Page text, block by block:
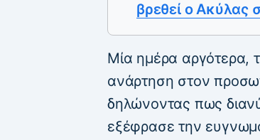
βρεθεί ο Ακύλας
Μία ημέρα αργότερα,
ανάρτηση στον
δηλώνοντας πως
εξέφρασε την